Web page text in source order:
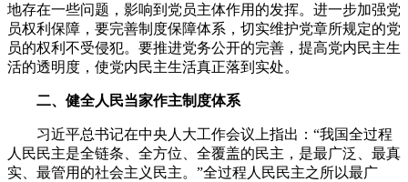
地存在一些问题，影响到党员主体作用的发挥。进一步加强党
员权利保障，要完善制度保障体系，切实维护党章所规定的党
员的权利不受侵犯。要推进党务公开的完善，提高党内民主生
活的透明度，使党内民主生活真正落到实处。
二、健全人民当家作主制度体系
习近平总书记在中央人大工作会议上指出：“我国全过程
人民民主是全链条、全方位、全覆盖的民主，是最广泛、最真
实、最管用的社会主义民主。”全过程人民民主之所以最广